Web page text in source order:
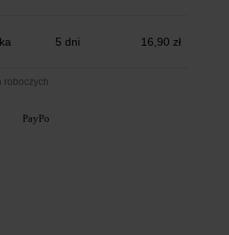
5 dni 16,90 zł
roboczych